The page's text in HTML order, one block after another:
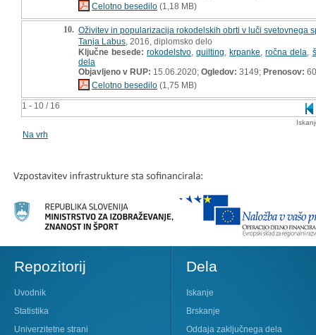
1 - 10 / 16
Celotno besedilo (1,18 MB)
10. Oživitev in popularizacija rokodelskih obrti v luči svetovnega
Tanja Labus , 2016, diplomsko delo
Ključne besede: rokodelstvo ,quilting ,krpanke ,ročna dela
dela
Objavljeno v RUP: 15.06.2020; Ogledov: 3149; Prenosov: 60
Celotno besedilo (1,75 MB)
Na vrh
Repozitorij
Uvodnik
Statistika
Univerzitetne strani
Dela
Iskanje
Brskanje
Oddaja zaključnega dela